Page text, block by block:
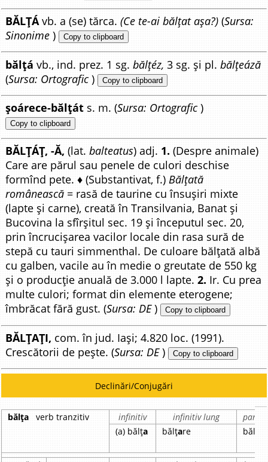
BĂLȚÁvb. a (se) tărca.(Ce te-ai bălțat așa?) (Sursa:
Sinonime ) Copy to clipboard
bălțávb., ind. prez. 1 sg.bălțéz,3 sg. și pl.bălțeáză
(Sursa: Ortografic ) Copy to clipboard
șoárece-bălțát s. m. (Sursa: Ortografic )
Copy to clipboard
BĂLȚÁȚ, -Ă, (lat.balteatus) adj. 1. (Despre animale)
Care are părul sau penele de culori deschise
formînd pete. ♦ (Substantivat, f.)Bălțată
românească = rasă de taurine cu însușiri mixte
(lapte și carne), creată în Transilvania, Banat și
Bucovina la sfîrșitul sec. 19 și începutul sec. 20,
prin încrucișarea vacilor locale din rasa sură de
stepă cu tauri simmenthal. De culoare bălțată albă
cu galben, vacile au în medie o greutate de 550 kg
și o producție anuală de 3.000 l lapte.2. Ir. Cu prea
multe culori; format din elemente eterogene;
îmbrăcat fără gust. (Sursa: DE) Copy to clipboard
BĂLȚAȚI, com. în jud. Iași; 4.820 loc. (1991).
Crescătorii de pește. (Sursa: DE) Copy to clipboard
Declinări/Conjugări
bălța verb tranzitiv infinitiv infinitiv lung
(a) bălța bălțare bălț